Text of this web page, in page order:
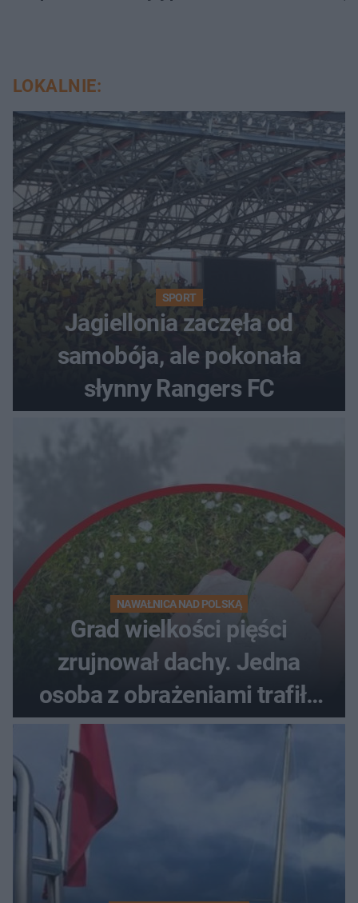
LOKALNIE:
SPORT
Jagiellonia zaczęła od
samobója, ale pokonała
słynny Rangers FC
NAWAŁNICA NAD POLSKĄ
Grad wielkości pięści
zrujnował dachy. Jedna
osoba z obrażeniami trafiła
do szpitala